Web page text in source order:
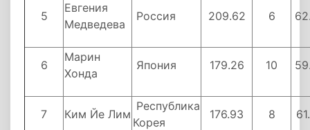
5
Евгения
Медведева
Россия 209.62 6
6
Марин
Хонда
Япония 179.26 10
7 Ким Йе Лим
Республика
Корея
176.93 8